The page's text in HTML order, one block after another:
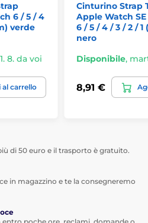
6 / 5 / 4
verde
8. da voi
carrello
Cinturino Strap
Apple Watch SE
6 / 5 / 4 / 3 / 2 /
nero
Disponibile,
8,91 €
di 50 euro e il trasporto è gratuito.
in magazzino e te la consegneremo